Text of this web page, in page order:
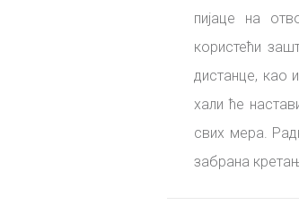
пијаце на
користећи
дистанце, као
хали ће
свих мера.
забрана